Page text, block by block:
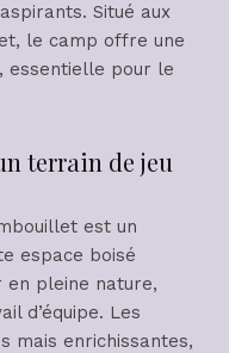
Situé aux
le camp offre une
essentielle pour le
terrain de jeu
est un
espace boisé
en pleine nature,
d’équipe. Les
mais enrichissantes,